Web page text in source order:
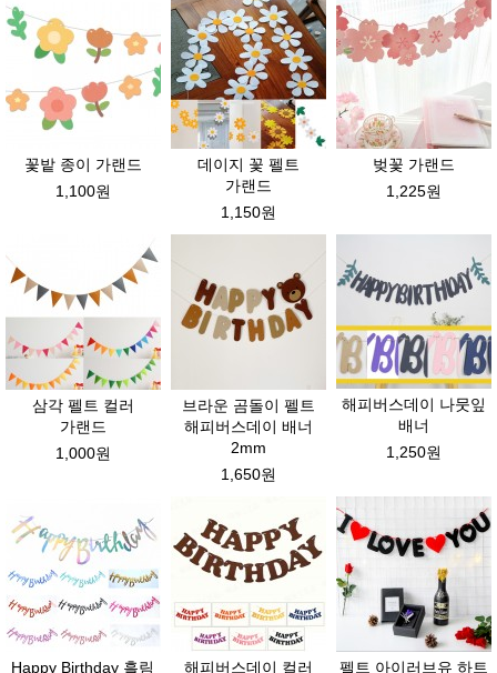
꽃밭 종이 가랜드
1,100원
데이지 꽃 펠트
가랜드
1,150원
벚꽃 가랜드
1,225원
삼각 펠트 컬러
가랜드
1,000원
브라운 곰돌이 펠트
해피버스데이 배너
2mm
1,650원
해피버스데이 나뭇잎
배너
1,250원
Happy Birthday 흘림 해피버스데이 컬러 펠트 아이러브유 하트